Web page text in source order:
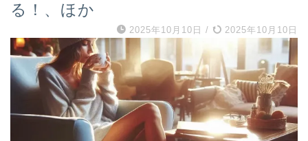
る！、ほか
2025年10月10日 / 2025年10月10日